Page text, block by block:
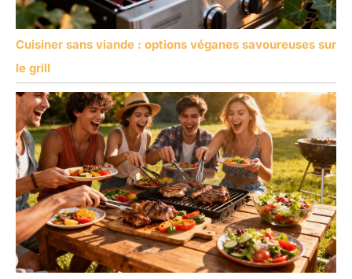
Cuisiner sans viande : options véganes savoureuses sur
le grill